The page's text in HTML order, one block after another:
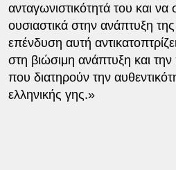
ανταγωνιστικότητά του και
ουσιαστικά στην ανάπτυξη
επένδυση αυτή
στη βιώσιμη ανάπτυξη και
που διατηρούν την
ελληνικής γης.»